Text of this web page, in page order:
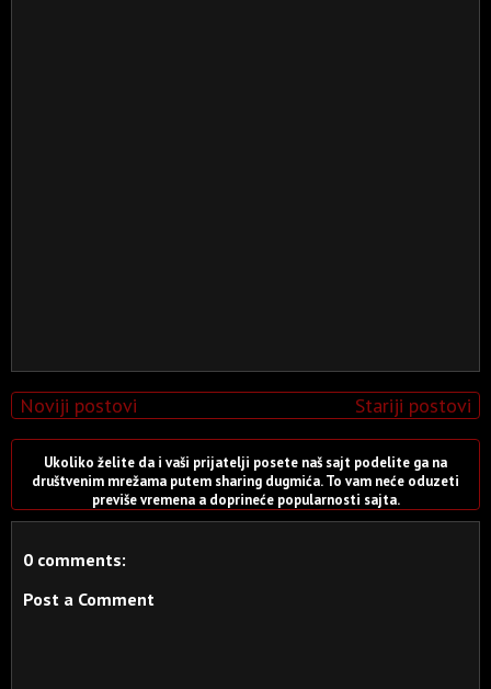
Noviji postovi Stariji postovi
Ukoliko želite da i vaši prijatelji posete naš sajt podelite ga na
društvenim mrežama putem sharing dugmića. To vam neće oduzeti
previše vremena a doprineće popularnosti sajta.
0 comments:
Post a Comment